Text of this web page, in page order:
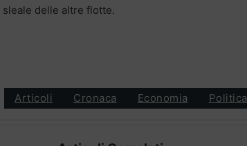
delle altre flotte.
Articoli Cronaca Economia Politica